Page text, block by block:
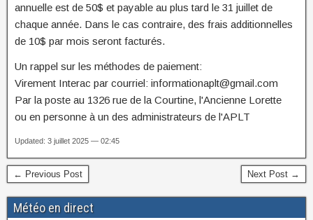
annuelle est de 50$ et payable au plus tard le 31 juillet de
chaque année. Dans le cas contraire, des frais additionnelles
de 10$ par mois seront facturés.
Un rappel sur les méthodes de paiement:
Virement Interac par courriel: informationaplt@gmail.com
Par la poste au 1326 rue de la Courtine, l'Ancienne Lorette
ou en personne à un des administrateurs de l'APLT
Updated: 3 juillet 2025 — 02:45
← Previous Post Next Post →
Météo en direct